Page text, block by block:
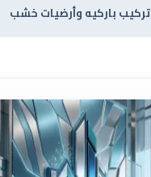
تركيب باركيه وأرضيات خشب